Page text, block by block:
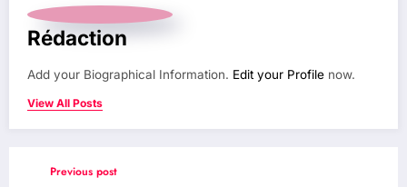
Rédaction
Add your Biographical Information. Edit your Profile now.
View All Posts
Previous post